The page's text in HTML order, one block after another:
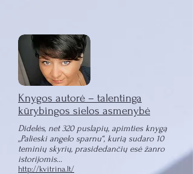
Knygos autorė – talentinga
kūrybingos sielos asmenybė
Didelės, net 320 puslapių, apimties knygą
„Palieski angelo sparnu“, kurią sudaro 10
teminių skyrių, prasidedančių esė žanro
istorijomis...
http://kvitrina.lt/